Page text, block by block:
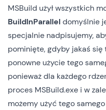
MSBuild użył wszystkich
BuildInParallel domyślnie
specjalnie nadpisujemy,
pominięte, gdyby jakaś się
ponowne użycie tego
ponieważ dla każdego
proces MSBuild.exe i w
możemy użyć tego